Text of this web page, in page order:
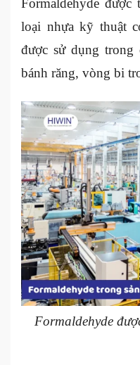
Formaldehyde
loại nhựa kỹ thuật
được sử dụng trong
bánh răng, vòng bi
Formaldehyde